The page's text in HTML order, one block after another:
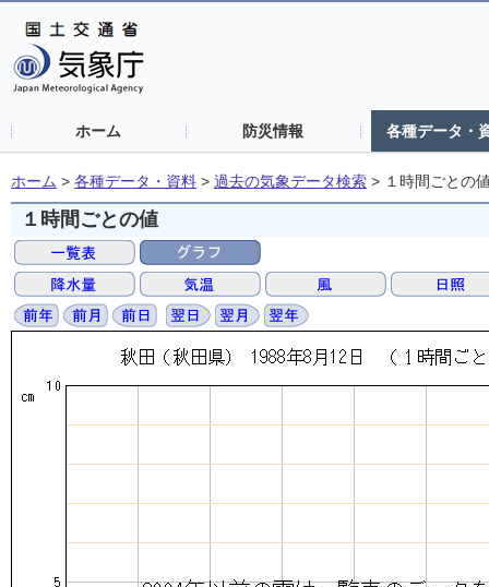
ホーム 防災情報 各種データ・
ホーム > 各種データ・資料 > 過去の気象データ検索 > １時間ごとの
１時間ごとの値